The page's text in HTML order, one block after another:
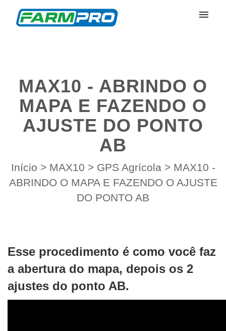
Entrar
MAX10 - ABRINDO O
MAPA E FAZENDO O
AJUSTE DO PONTO
AB
Início > MAX10 > GPS Agrícola > MAX10 -
ABRINDO O MAPA E FAZENDO O AJUSTE
DO PONTO AB
Esse procedimento é como você faz
a abertura do mapa, depois os 2
ajustes do ponto AB.